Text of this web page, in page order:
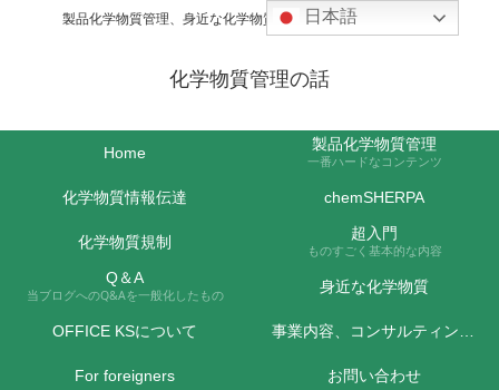
製品化学物質管理、身近な化学物質などの話題を取り上げます
化学物質管理の話
Home 製品化学物質管理
一番ハードなコンテンツ
化学物質情報伝達 chemSHERPA
化学物質規制 超入門
ものすごく基本的な内容
Q＆A
当ブログへのQ&Aを一般化したもの 身近な化学物質
OFFICE KSについて 事業内容、コンサルティング料金など
For foreigners お問い合わせ
日本語